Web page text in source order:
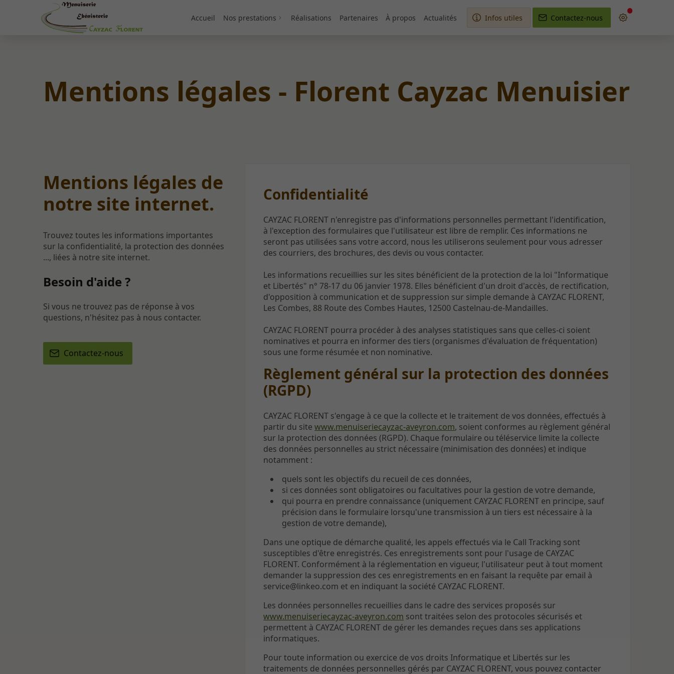
Accueil Nos prestations Réalisations Partenaires À propos Actualités Infos utiles Contactez-nous
Mentions légales - Florent Cayzac Menuisier
Mentions légales de
notre site internet.
Trouvez toutes les informations importantes
sur la confidentialité, la protection des données
..., liées à notre site internet.
Besoin d'aide ?
Si vous ne trouvez pas de réponse à vos
questions, n'hésitez pas à nous contacter.
Contactez-nous
Confidentialité
CAYZAC FLORENT n'enregistre pas d'informations personnelles permettant l'identification,
à l'exception des formulaires que l'utilisateur est libre de remplir. Ces informations ne
seront pas utilisées sans votre accord, nous les utiliserons seulement pour vous adresser
des courriers, des brochures, des devis ou vous contacter.
Les informations recueillies sur les sites bénéficient de la protection de la loi "Informatique
et Libertés" n° 78-17 du 06 janvier 1978. Elles bénéficient d'un droit d'accès, de rectification,
d'opposition à communication et de suppression sur simple demande à CAYZAC FLORENT,
Les Combes, 88 Route des Combes Hautes, 12500 Castelnau-de-Mandailles.
CAYZAC FLORENT pourra procéder à des analyses statistiques sans que celles-ci soient
nominatives et pourra en informer des tiers (organismes d'évaluation de fréquentation)
sous une forme résumée et non nominative.
Règlement général sur la protection des données
(RGPD)
CAYZAC FLORENT s'engage à ce que la collecte et le traitement de vos données, effectués à
partir du sitewww.menuiseriecayzac-aveyron.com, soient conformes au règlement général
sur la protection des données (RGPD). Chaque formulaire ou téléservice limite la collecte
des données personnelles au strict nécessaire (minimisation des données) et indique
notamment :
quels sont les objectifs du recueil de ces données,
si ces données sont obligatoires ou facultatives pour la gestion de votre demande,
qui pourra en prendre connaissance (uniquement CAYZAC FLORENT en principe, sauf
précision dans le formulaire lorsqu'une transmission à un tiers est nécessaire à la
gestion de votre demande),
Dans une optique de démarche qualité, les appels effectués via le Call Tracking sont
susceptibles d'être enregistrés. Ces enregistrements sont pour l'usage de CAYZAC
FLORENT. Conformément à la réglementation en vigueur, l'utilisateur peut à tout moment
demander la suppression des ces enregistrements en en faisant la requête par email à
service@linkeo.com et en indiquant la société CAYZAC FLORENT.
Les données personnelles recueillies dans le cadre des services proposés sur
www.menuiseriecayzac-aveyron.com sont traitées selon des protocoles sécurisés et
permettent à CAYZAC FLORENT de gérer les demandes reçues dans ses applications
informatiques.
Pour toute information ou exercice de vos droits Informatique et Libertés sur les
traitements de données personnelles gérés par CAYZAC FLORENT, vous pouvez contacter